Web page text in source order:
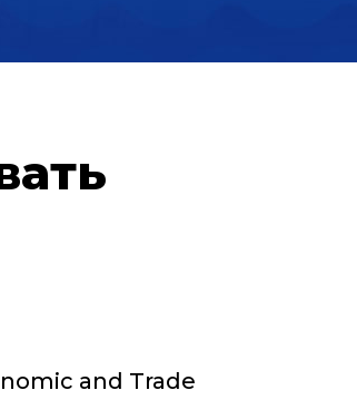
and Trade